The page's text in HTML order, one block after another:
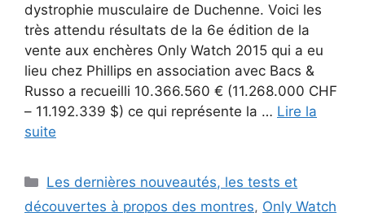
dystrophie musculaire de Duchenne. Voici les
très attendu résultats de la 6e édition de la
vente aux enchères Only Watch 2015 qui a eu
lieu chez Phillips en association avec Bacs &
Russo a recueilli 10.366.560 € (11.268.000 CHF
– 11.192.339 $) ce qui représente la … Lire la
suite
Catégories
Les dernières nouveautés, les tests et
découvertes à propos des montres, Only Watch